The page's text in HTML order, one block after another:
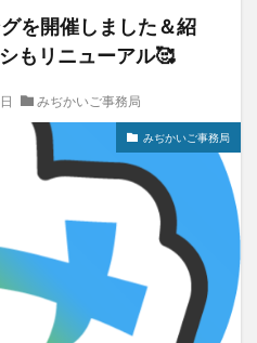
を開催しました＆紹
もリニューアル🥰
みぢかいご事務局
みぢかいご事務局